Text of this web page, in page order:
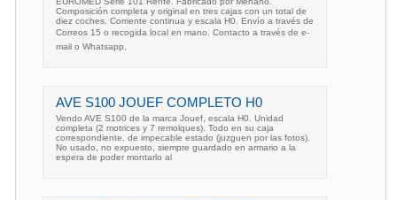
Composición completa y original en tres cajas con un total de
diez coches. Corriente continua y escala H0. Envío a través de
Correos 15 o recogida local en mano. Contacto a través de e-
mail o Whatsapp.
AVE S100 JOUEF COMPLETO H0
Vendo AVE S100 de la marca Jouef, escala H0. Unidad
completa (2 motrices y 7 remolques). Todo en su caja
correspondiente, de impecable estado (juzguen por las fotos).
No usado, no expuesto, siempre guardado en armario a la
espera de poder montarlo al